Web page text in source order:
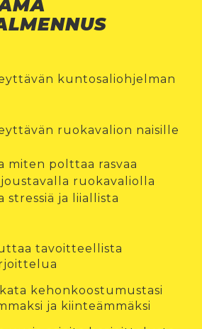
kuntosaliohjelman
ruokavalion naisille
miten polttaa rasvaa
ruokavaliolla
stressiä ja liiallista
tavoitteellista
kehonkoostumustasi
ja kiinteämmäksi